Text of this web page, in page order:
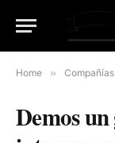
Home » Compañías
Demos